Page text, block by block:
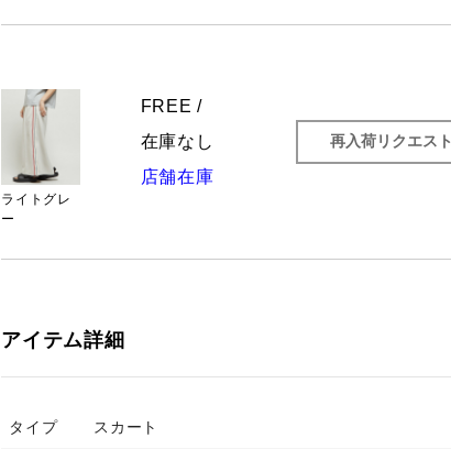
ライトグレ
ー
FREE /
在庫なし
店舗在庫
再入荷リクエスト
アイテム詳細
タイプ スカート